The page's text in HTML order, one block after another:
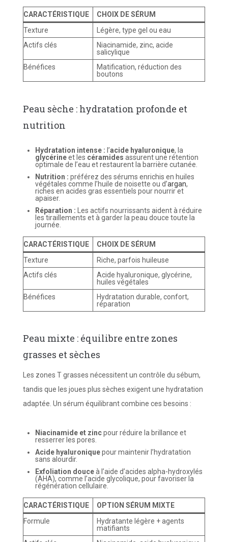
CARACTÉRISTIQUE
CHOIX DE SÉRUM
Texture
Légère, type gel ou eau
Actifs clés
Niacinamide, zinc, acide
salicylique
Bénéfices
Matification, réduction des
boutons
Peau sèche : hydratation profonde et
nutrition
Hydratation intense : l’acide hyaluronique, la
glycérineet les céramides assurent une rétention
optimale de l’eau et restaurent la barrière cutanée.
Nutrition : préférez des sérums enrichis en huiles
végétales comme l’huile de noisette ou d’argan,
riches en acides gras essentiels pour nourrir et
apaiser.
Réparation : Les actifs nourrissants aident à réduire
les tiraillements et à garder la peau douce toute la
journée.
CARACTÉRISTIQUE
CHOIX DE SÉRUM
Texture
Riche, parfois huileuse
Actifs clés
Acide hyaluronique, glycérine,
huiles végétales
Bénéfices
Hydratation durable, confort,
réparation
Peau mixte : équilibre entre zones
grasses et sèches
Les zones T grasses nécessitent un contrôle du sébum,
tandis que les joues plus sèches exigent une hydratation
adaptée. Un sérum équilibrant combine ces besoins :
Niacinamide et zincpour réduire la brillance et
resserrer les pores.
Acide hyaluroniquepour maintenir l’hydratation
sans alourdir.
Exfoliation douceà l’aide d’acides alpha-hydroxylés
(AHA), comme l’acide glycolique, pour favoriser la
régénération cellulaire.
CARACTÉRISTIQUE
OPTION SÉRUM MIXTE
Formule
Hydratante légère + agents
matifiants